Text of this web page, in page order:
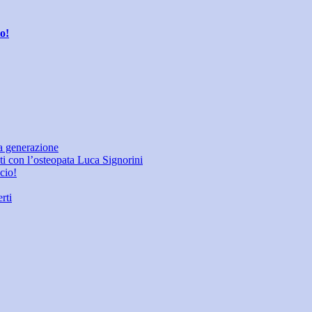
generazione
con l’osteopata Luca Signorini